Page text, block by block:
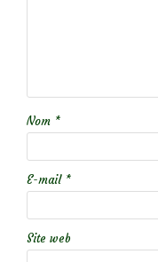
Nom *
E-mail *
Site web